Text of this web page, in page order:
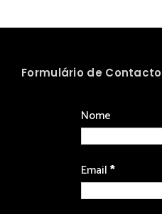
Formulário de Contacto
Nome
Email*